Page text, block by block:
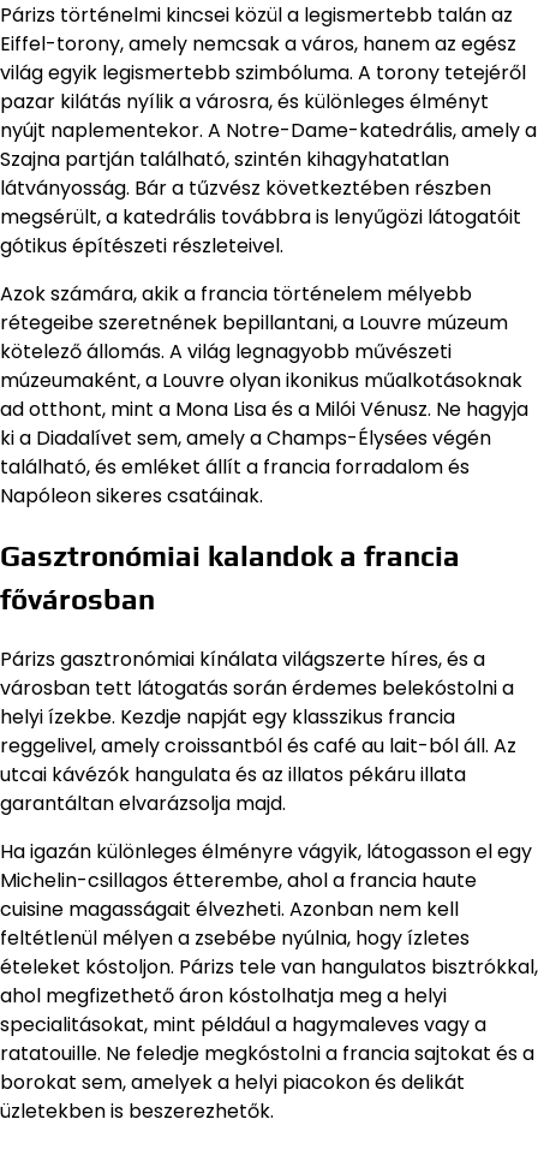
Párizs történelmi kincsei közül a legismertebb talán az
Eiffel-torony, amely nemcsak a város, hanem az egész
világ egyik legismertebb szimbóluma. A torony tetejéről
pazar kilátás nyílik a városra, és különleges élményt
nyújt naplementekor. A Notre-Dame-katedrális, amely a
Szajna partján található, szintén kihagyhatatlan
látványosság. Bár a tűzvész következtében részben
megsérült, a katedrális továbbra is lenyűgözi látogatóit
gótikus építészeti részleteivel.
Azok számára, akik a francia történelem mélyebb
rétegeibe szeretnének bepillantani, a Louvre múzeum
kötelező állomás. A világ legnagyobb művészeti
múzeumaként, a Louvre olyan ikonikus műalkotásoknak
ad otthont, mint a Mona Lisa és a Milói Vénusz. Ne hagyja
ki a Diadalívet sem, amely a Champs-Élysées végén
található, és emléket állít a francia forradalom és
Napóleon sikeres csatáinak.
Gasztronómiai kalandok a francia
fővárosban
Párizs gasztronómiai kínálata világszerte híres, és a
városban tett látogatás során érdemes belekóstolni a
helyi ízekbe. Kezdje napját egy klasszikus francia
reggelivel, amely croissantból és café au lait-ból áll. Az
utcai kávézók hangulata és az illatos pékáru illata
garantáltan elvarázsolja majd.
Ha igazán különleges élményre vágyik, látogasson el egy
Michelin-csillagos étterembe, ahol a francia haute
cuisine magasságait élvezheti. Azonban nem kell
feltétlenül mélyen a zsebébe nyúlnia, hogy ízletes
ételeket kóstoljon. Párizs tele van hangulatos bisztrókkal,
ahol megfizethető áron kóstolhatja meg a helyi
specialitásokat, mint például a hagymaleves vagy a
ratatouille. Ne feledje megkóstolni a francia sajtokat és a
borokat sem, amelyek a helyi piacokon és delikát
üzletekben is beszerezhetők.